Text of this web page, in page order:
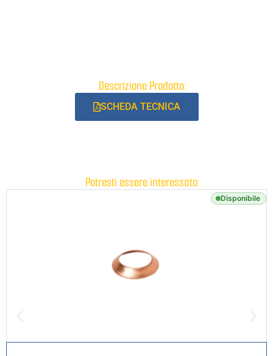
Descrizione Prodotto:
SCHEDA TECNICA
Potresti essere interessato:
Disponibile